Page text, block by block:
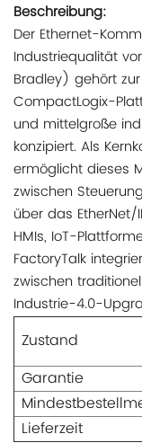
Beschreibung:
Der Ethernet-
Industriequalität
Bradley) gehört
CompactLogix-
und mittelgroße
konzipiert. Als
ermöglicht dieses
zwischen
über das EtherNet/
HMIs, IoT-
FactoryTalk
zwischen
Industrie-4.0-
Zustand
Garantie
Lieferzeit